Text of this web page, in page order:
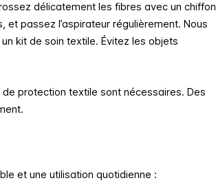
délicatement les fibres avec un chiffon
passez l’aspirateur régulièrement. Nous
kit de soin textile. Évitez les objets
protection textile sont nécessaires. Des
et une utilisation quotidienne :